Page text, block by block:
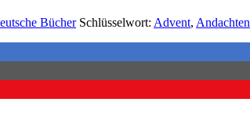
Bücher Schlüsselwort: Advent, Andachten